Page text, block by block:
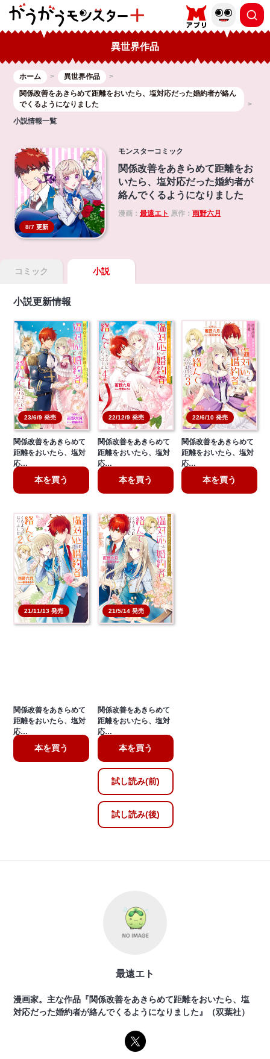
異世界作品
ホーム
異世界作品
関係改善をあきらめて距離をおいたら、塩対応だった婚約者が絡ん
でくるようになりました
小説情報一覧
8/7 更新
モンスターコミック
関係改善をあきらめて距離をお
いたら、塩対応だった婚約者が
絡んでくるようになりました
漫画： 最遠エト 原作： 雨野六月
コミック 小説
小説更新情報
23/6/9 発売
関係改善をあきらめて
距離をおいたら、塩対
応…
本を買う
22/12/9 発売
関係改善をあきらめて
距離をおいたら、塩対
応…
本を買う
22/6/10 発売
関係改善をあきらめて
距離をおいたら、塩対
応…
本を買う
21/11/13 発売
関係改善をあきらめて
距離をおいたら、塩対
応…
本を買う
21/5/14 発売
関係改善をあきらめて
距離をおいたら、塩対
応…
本を買う
試し読み(前)
試し読み(後)
最遠エト
漫画家。主な作品『関係改善をあきらめて距離をおいたら、塩
対応だった婚約者が絡んでくるようになりました』（双葉社）